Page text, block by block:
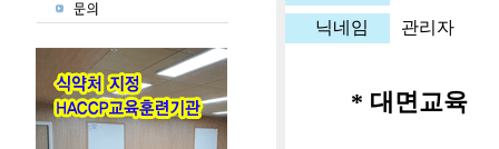
닉네임
관리자
* 대면교육